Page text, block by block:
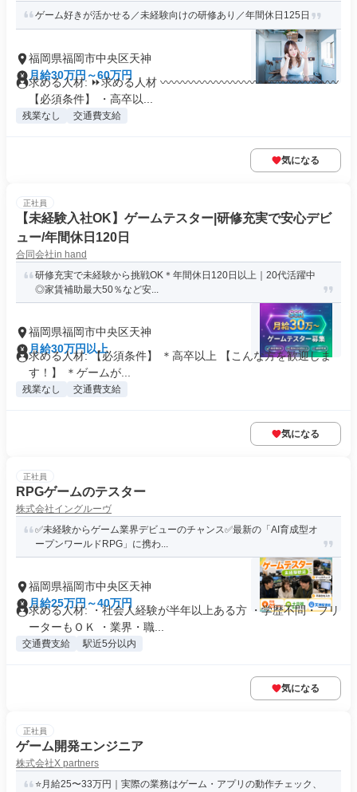
ゲーム好きが活かせる／未経験向けの研修あり／年間休日125日
福岡県福岡市中央区天神
月給30万円～60万円
求める人材: ⏩求める人材 〰〰〰〰〰〰〰〰〰〰〰〰〰〰〰〰
【必須条件】 ・高卒以...
残業なし 交通費支給
気になる
正社員
【未経験入社OK】ゲームテスター|研修充実で安心デビ
ュー/年間休日120日
合同会社in hand
研修充実で未経験から挑戦OK＊年間休日120日以上｜20代活躍中
◎家賃補助最大50％など安...
福岡県福岡市中央区天神
月給30万円以上
求める人材: 【必須条件】 ＊高卒以上 【こんな方を歓迎しま
す！】 ＊ゲームが...
残業なし 交通費支給
気になる
正社員
RPGゲームのテスター
株式会社イングルーヴ
✅未経験からゲーム業界デビューのチャンス✅最新の「AI育成型オ
ープンワールドRPG」に携わ...
福岡県福岡市中央区天神
月給25万円～40万円
求める人材: ・社会人経験が半年以上ある方 ・学歴不問・フリ
ーターもＯＫ ・業界・職...
交通費支給 駅近5分以内
気になる
正社員
ゲーム開発エンジニア
株式会社X partners
⭐月給25〜33万円｜実際の業務はゲーム・アプリの動作チェック、